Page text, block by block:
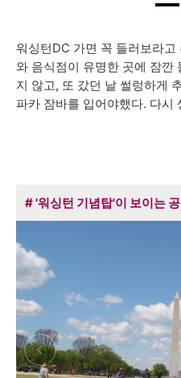
워싱턴DC 가면 꼭 들러보라
와 음식점이 유명한 곳에 잠깐
지 않고, 또 갔던 날 썰렁하게
파카 잠바를 입어야했다. 다시
# '워싱턴 기념탑'이 보이는